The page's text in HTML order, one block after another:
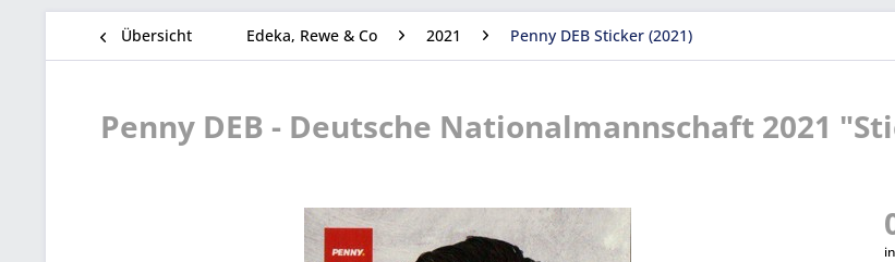
Übersicht Edeka, Rewe & Co 2021 Penny DEB Sticker (2021)
Penny DEB - Deutsche Nationalmannschaft 2021